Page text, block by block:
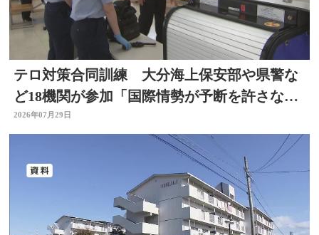
テロ対策合同訓練 大分海上保安部や県警な
ど18機関が参加「国際情勢が予断を許さない
中、万が一に備え」
2026年07月29日